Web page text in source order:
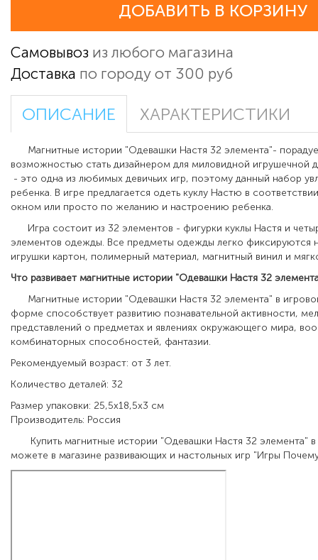
ДОБАВИТЬ В КОРЗИНУ
Самовывоз из любого магазина
Доставка по городу от 300 руб
ОПИСАНИЕ ХАРАКТЕРИСТИКИ
Магнитные истории "Одевашки Настя 32 элемента"-
возможностью стать дизайнером для миловидной игрушечной
- это одна из любимых девичьих игр, поэтому данный набор
ребенка. В игре предлагается одеть куклу Настю в
окном или просто по желанию и настроению ребенка.
Игра состоит из 32 элементов - фигурки куклы Настя и
элементов одежды. Все предметы одежды легко фиксируются
игрушки картон, полимерный материал, магнитный винил и
Что развивает магнитные истории "Одевашки Настя 32
Магнитные истории "Одевашки Настя 32 элемента" в
форме способствует развитию познавательной активности,
представлений о предметах и явлениях окружающего мира,
комбинаторных способностей, фантазии.
Рекомендуемый возраст: от 3 лет.
Количество деталей: 32
Размер упаковки: 25,5х18,5х3 см
Производитель: Россия
Купить магнитные истории "Одевашки Настя 32 элемента"
можете в магазине развивающих и настольных игр "Игры